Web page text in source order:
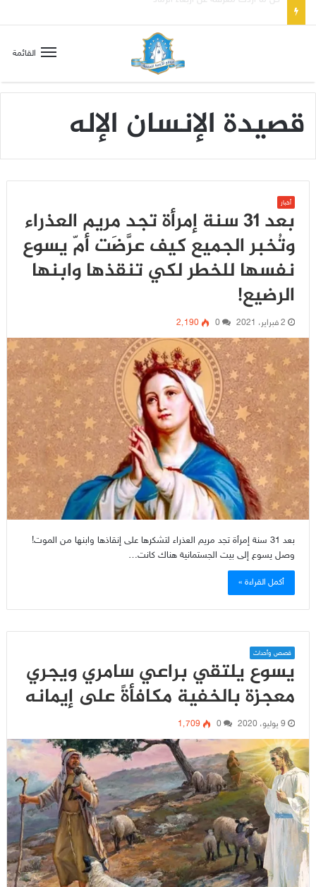
القائمة
قصيدة الإنسان الإله
أخبار
بعد 31 سنة إمرأة تجد مريم العذراء
وتُخبر الجميع كيف عرَّضَت أمّ يسوع
نفسها للخطر لكي تنقذها وابنها
الرضيع!
2 فبراير، 2021 0 2٬190
بعد 31 سنة إمرأة تجد مريم العذراء لتشكرها على إنقاذها وابنها من الموت!
وصل يسوع إلى بيت الجستمانية هناك كانت…
أكمل القراءة »
قصص وأحداث
يسوع يلتقي براعي سامري ويجري
معجزة بالخفية مكافأةً على إيمانه
9 يوليو، 2020 0 1٬709